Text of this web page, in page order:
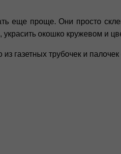
еще проще. Они просто
окошко кружевом и